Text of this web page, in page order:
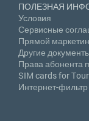
ПОЛЕЗНАЯ
Условия
Сервисные
Прямой
Другие
Права абонента
SIM cards for
Интернет-фильтр